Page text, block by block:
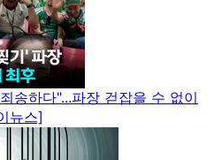
송하다"...파장 걷잡을 수 없이
뉴스]